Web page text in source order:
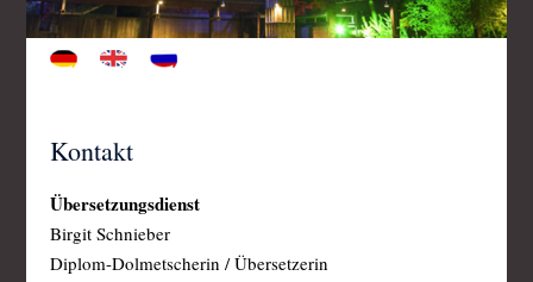
Kontakt
Übersetzungsdienst
Birgit Schnieber
Diplom-Dolmetscherin / Übersetzerin